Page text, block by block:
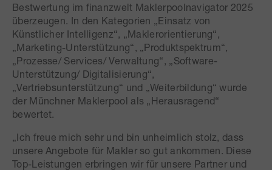
Bestwertung im finanzwelt Maklerpoolnavigator 2025
überzeugen. In den Kategorien „Einsatz von
Künstlicher Intelligenz“, „Maklerorientierung“,
„Marketing-Unterstützung“, „Produktspektrum“,
„Prozesse/ Services/ Verwaltung“, „Software-
Unterstützung/ Digitalisierung“,
„Vertriebsunterstützung“ und „Weiterbildung“ wurde
der Münchner Maklerpool als „Herausragend“
bewertet.
„Ich freue mich sehr und bin unheimlich stolz, dass
unsere Angebote für Makler so gut ankommen. Diese
Top-Leistungen erbringen wir für unsere Partner und